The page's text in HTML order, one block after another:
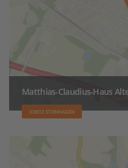
Matthias-Claudius-Haus
33803 STEINHAGEN